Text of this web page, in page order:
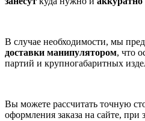
В случае необходимости, мы
доставки манипулятором, что
партий и крупногабаритных
Вы можете рассчитать точную
оформления заказа на сайте, при